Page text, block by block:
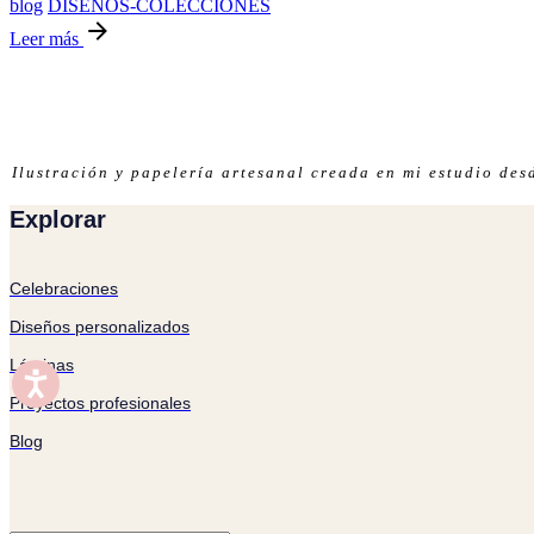
blog DISEÑOS-COLECCIONES
Leer más
Ilustración y papelería artesanal creada en mi estudio
Explorar
Celebraciones
Diseños personalizados
Láminas
Proyectos profesionales
Blog